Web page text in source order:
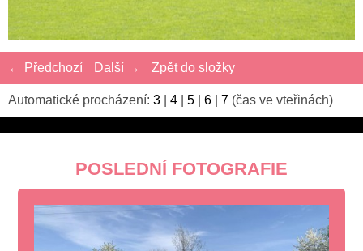
← Předchozí Další → Zpět do složky
Automatické procházení: 3 4 5 6 7 (čas ve vteřinách)
POSLEDNÍ FOTOGRAFIE